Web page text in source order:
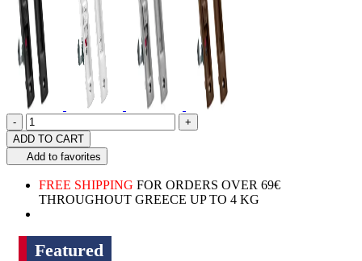
Quantity
-product.increase.quantity +
ADD TO CART
Add to favorites
FREE SHIPPING FOR ORDERS OVER 69€
THROUGHOUT GREECE UP TO 4 KG
Featured